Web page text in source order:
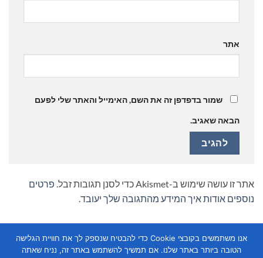
אתר
שמור בדפדפן זה את השם, האימייל והאתר שלי לפעם
הבאה שאגיב.
אתר זו עושה שימוש ב-Akismet כדי לסנן תגובות זבל.
פרטים
נוספים אודות איך המידע מהתגובה שלך יעובד
אנו משתמשים בקובצי Cookie כדי להבטיח שנספק לך את חוויית הגלישה
הטובה ביותר באתר שלנו. אם תמשיך להשתמש באתר זה, נניח שאתה